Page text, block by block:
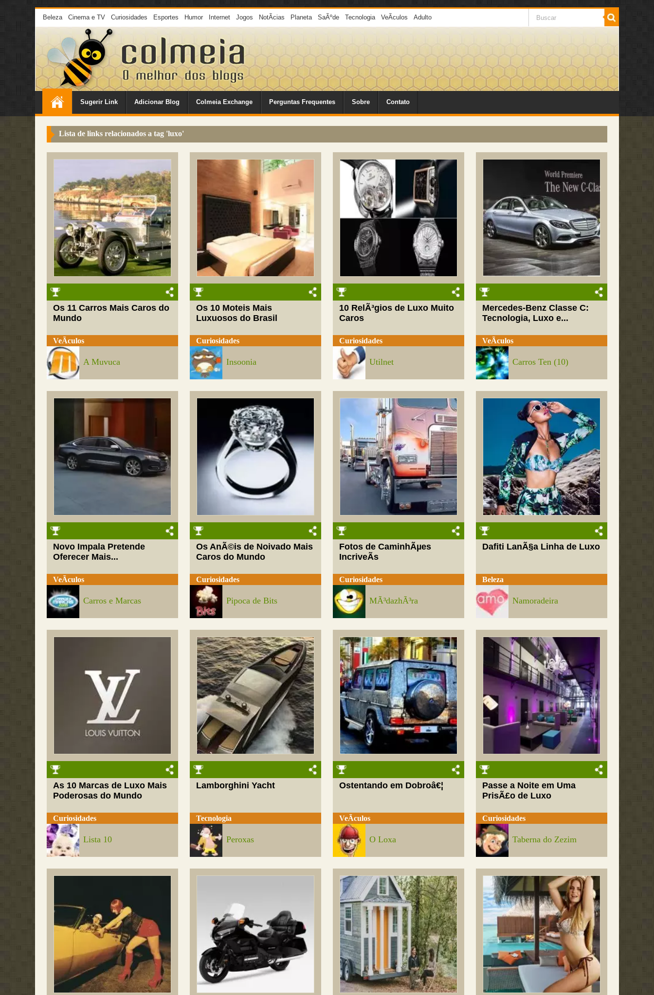
Beleza Cinema e TV Curiosidades Esportes Humor Internet Jogos NotÃ­cias Planeta SaÃºde Tecnologia VeÃ­culos Adulto
Sugerir Link Adicionar Blog Colmeia Exchange Perguntas Frequentes Sobre Contato
Lista de links relacionados a tag 'luxo'
Os 11 Carros Mais Caros do
Mundo
VeÃ­culos
A Muvuca
Os 10 Moteis Mais
Luxuosos do Brasil
Curiosidades
Insoonia
10 RelÃ³gios de Luxo Muito
Caros
Curiosidades
Utilnet
Mercedes-Benz Classe C:
Tecnologia, Luxo e...
VeÃ­culos
Carros Ten (10)
Novo Impala Pretende
Oferecer Mais...
VeÃ­culos
Carros e Marcas
Os AnÃ©is de Noivado Mais
Caros do Mundo
Curiosidades
Pipoca de Bits
Fotos de CaminhÃµes
IncriveÃ­s
Curiosidades
MÃ³dazhÃ³ra
Dafiti LanÃ§a Linha de Luxo
Beleza
Namoradeira
As 10 Marcas de Luxo Mais
Poderosas do Mundo
Curiosidades
Lista 10
Lamborghini Yacht
Tecnologia
Peroxas
Ostentando em Dobroâ€¦
VeÃ­culos
O Loxa
Passe a Noite em Uma
PrisÃ£o de Luxo
Curiosidades
Taberna do Zezim